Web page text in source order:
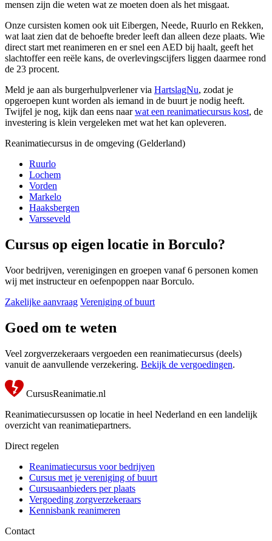
mensen zijn die weten wat ze moeten doen als het misgaat.
Onze cursisten komen ook uit Eibergen, Neede, Ruurlo en Rekken,
wat laat zien dat de behoefte breder leeft dan alleen deze plaats. Wie
direct start met reanimeren en er snel een AED bij haalt, geeft het
slachtoffer een reële kans, de overlevingscijfers liggen daarmee rond
de 23 procent.
Meld je aan als burgerhulpverlener via HartslagNu, zodat je
opgeroepen kunt worden als iemand in de buurt je nodig heeft.
Twijfel je nog, kijk dan eens naarwat een reanimatiecursus kost, de
investering is klein vergeleken met wat het kan opleveren.
Reanimatiecursus in de omgeving (Gelderland)
Ruurlo
Lochem
Vorden
Markelo
Haaksbergen
Varsseveld
Cursus op eigen locatie in Borculo?
Voor bedrijven, verenigingen en groepen vanaf 6 personen komen
wij met instructeur en oefenpoppen naar Borculo.
Zakelijke aanvraag Vereniging of buurt
Goed om te weten
Veel zorgverzekeraars vergoeden een reanimatiecursus (deels)
vanuit de aanvullende verzekering. Bekijk de vergoedingen.
CursusReanimatie.nl
Reanimatiecursussen op locatie in heel Nederland en een landelijk
overzicht van reanimatiepartners.
Direct regelen
Reanimatiecursus voor bedrijven
Cursus met je vereniging of buurt
Cursusaanbieders per plaats
Vergoeding zorgverzekeraars
Kennisbank reanimeren
Contact